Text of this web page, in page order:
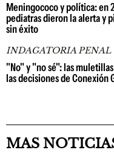
Meningococo y política: en
pediatras dieron la alerta y
sin éxito
INDAGATORIA PENAL
"No" y "no sé": las
las decisiones de Conexión
MAS